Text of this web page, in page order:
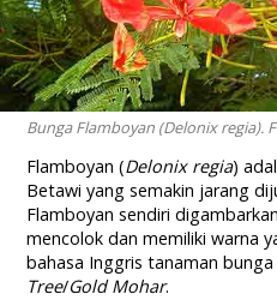
Bunga Flamboyan (Delonix regia).
Flamboyan (Delonix regia)
Betawi yang semakin jarang
Flamboyan sendiri
mencolok dan memiliki warna
bahasa Inggris tanaman
Tree/Gold Mohar.